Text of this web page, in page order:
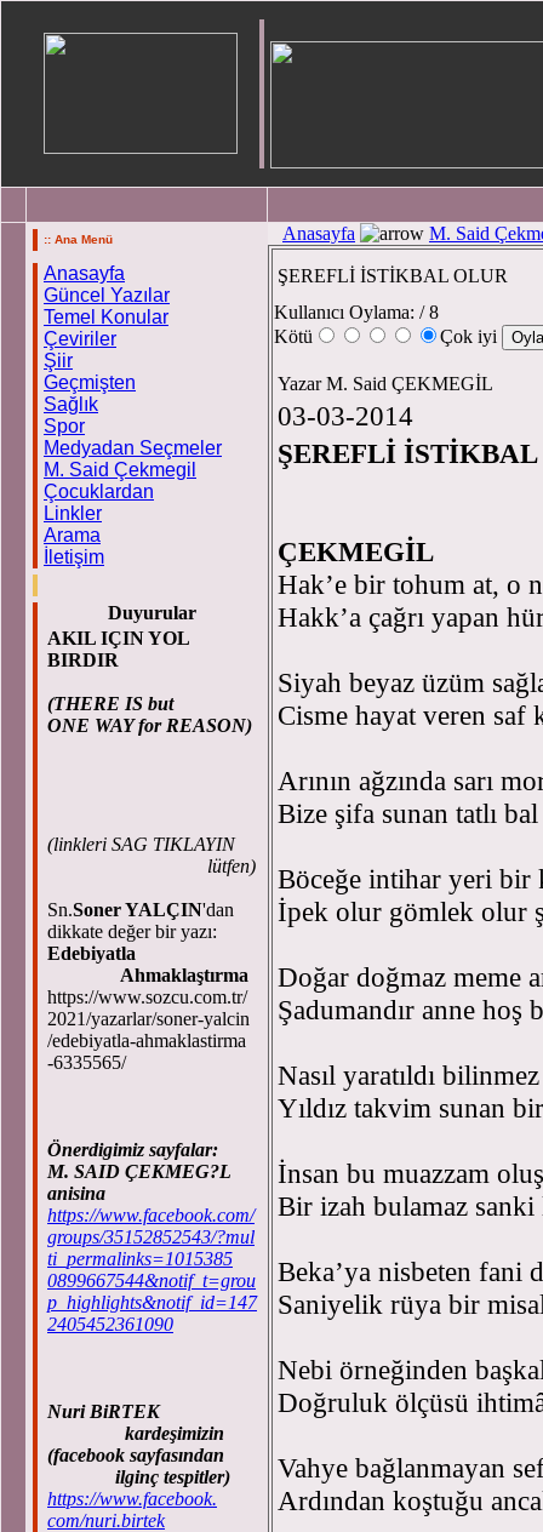
:: Ana Menü
Anasayfa
Güncel Yazılar
Temel Konular
Çeviriler
Şiir
Geçmişten
Sağlık
Spor
Medyadan Seçmeler
M. Said Çekmegil
Çocuklardan
Linkler
Arama
İletişim
Duyurular
AKIL IÇIN YOL
BIRDIR
(THERE IS but
ONE WAY for REASON)
(linkleri SAG TIKLAYIN
lütfen)
Sn.Soner YALÇIN'dan
dikkate değer bir yazı:
Edebiyatla
Ahmaklaştırma
https://www.sozcu.com.tr/
2021/yazarlar/soner-yalcin
/edebiyatla-ahmaklastirma
-6335565/
Önerdigimiz sayfalar:
M. SAID ÇEKMEG?L
anisina
https://www.facebook.com/
groups/35152852543/?mul
ti_permalinks=1015385
0899667544&notif_t=grou
p_highlights&notif_id=147
2405452361090
Nuri BiRTEK
kardeşimizin
(facebook sayfasından
ilginç tespitler)
https://www.facebook.
com/nuri.birtek
Anasayfa M. Said
ŞEREFLİ İSTİKBAL OLUR
Kullanıcı Oylama: / 8
Kötü
Çok iyi
Yazar M. Said ÇEKMEGİL
03-03-2014
ŞEREFLİ
ÇEKMEGİL
Hak’e bir tohum at, o
Hakk’a çağrı yapan
Siyah beyaz üzüm
Cisme hayat veren saf
Arının ağzında sarı
Bize şifa sunan tatlı
Böceğe intihar yeri bir
İpek olur gömlek olur
Doğar doğmaz meme
Şadumandır anne hoş
Nasıl yaratıldı
Yıldız takvim sunan
İnsan bu muazzam
Bir izah bulamaz
Beka’ya nisbeten fani
Saniyelik rüya bir
Nebi örneğinden
Doğruluk ölçüsü
Vahye bağlanmayan
Ardından koştuğu